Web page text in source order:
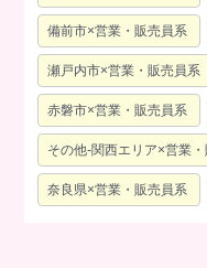
備前市×営業・販売員系
瀬戸内市×営業・販売員系
赤磐市×営業・販売員系
その他-関西エリア×営業
奈良県×営業・販売員系